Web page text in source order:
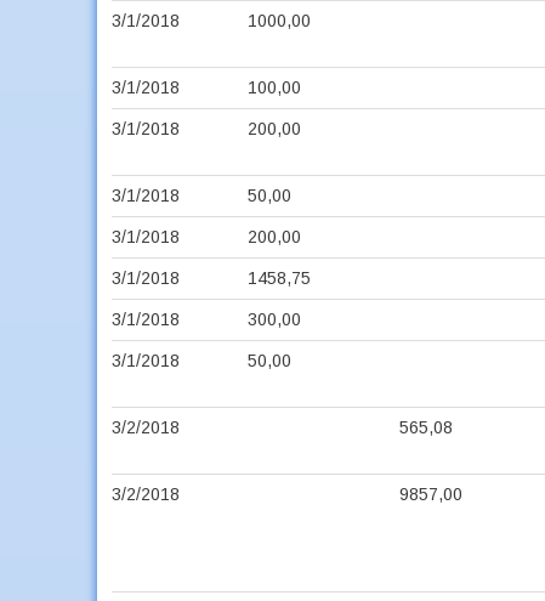
3/1/2018 1000,00
3/1/2018 100,00
3/1/2018 200,00
3/1/2018 50,00
3/1/2018 200,00
3/1/2018 1458,75
3/1/2018 300,00
3/1/2018 50,00
3/2/2018 565,08
3/2/2018 9857,00